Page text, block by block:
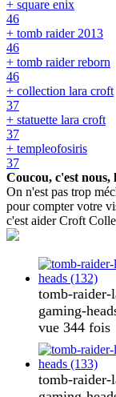
+ square enix
46
+ tomb raider 2013
46
+ tomb raider reborn
46
+ collection lara croft
37
+ statuette lara croft
37
+ templeofosiris
37
Coucou, c'est
On n'est pas trop
pour compter votre
c'est aider Croft
tomb-raider-
gaming-
vue 344 fois
tomb-raider-